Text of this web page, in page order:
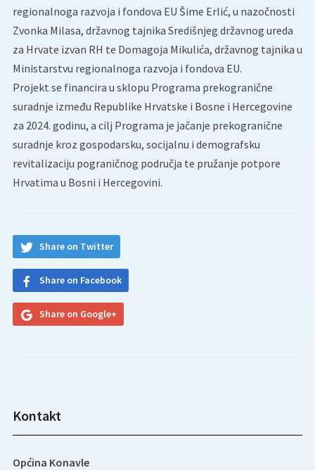
regionalnoga razvoja i fondova EU Šime Erlić, u nazočnosti
Zvonka Milasa, državnog tajnika Središnjeg državnog ureda
za Hrvate izvan RH te Domagoja Mikulića, državnog tajnika u
Ministarstvu regionalnoga razvoja i fondova EU.
Projekt se financira u sklopu Programa prekogranične
suradnje između Republike Hrvatske i Bosne i Hercegovine
za 2024. godinu, a cilj Programa je jačanje prekogranične
suradnje kroz gospodarsku, socijalnu i demografsku
revitalizaciju pograničnog područja te pružanje potpore
Hrvatima u Bosni i Hercegovini.
Share on Twitter
Share on Facebook
Share on Google+
Kontakt
Općina Konavle